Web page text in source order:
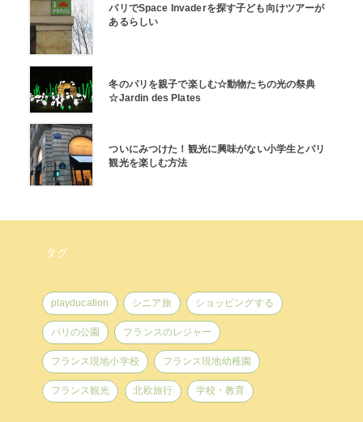
パリでSpace Invaderを探す子ども向けツアーが
あるらしい
冬のパリを親子で楽しむ☆動物たちの光の祭典
☆Jardin des Plates
ついにみつけた！観光に興味がない小学生とパリ
観光を楽しむ方法
タグ
playducation シニア旅 ショッピングする
パリの公園 フランスのレジャー
フランス現地小学校 フランス現地幼稚園
フランス観光 北欧旅行 学校・教育